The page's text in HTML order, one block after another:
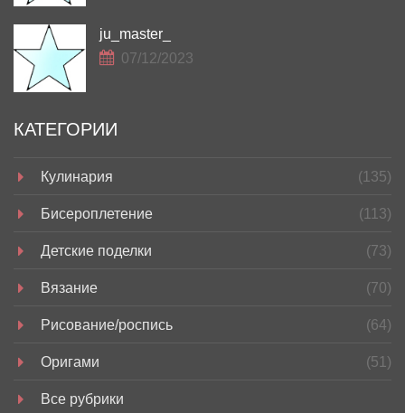
ju_master_
07/12/2023
КАТЕГОРИИ
Кулинария (135)
Бисероплетение (113)
Детские поделки (73)
Вязание (70)
Рисование/роспись (64)
Оригами (51)
Все рубрики